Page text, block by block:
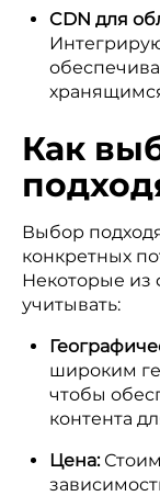
CDN для
Как
Выбор
конкретных
Некоторые из
учитывать:
широким
чтобы
контента
Цена: